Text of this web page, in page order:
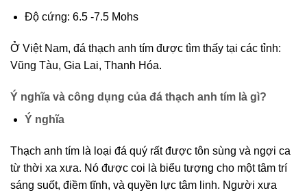
Độ cứng: 6.5 -7.5 Mohs
Ở Việt Nam, đá thạch anh tím được tìm thấy tại các tỉnh:
Vũng Tàu, Gia Lai, Thanh Hóa.
Ý nghĩa và công dụng của đá thạch anh tím là gì?
Ý nghĩa
Thạch anh tím là loại đá quý rất được tôn sùng và ngợi ca
từ thời xa xưa. Nó được coi là biểu tượng cho một tâm trí
sáng suốt, điềm tĩnh, và quyền lực tâm linh. Người xưa